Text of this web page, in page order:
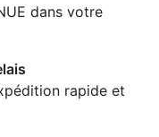
dans votre
rapide et